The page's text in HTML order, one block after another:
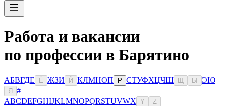
Работа и вакансии
по профессии в Барятино
АБВГДЕ Ё ЖЗИ Й КЛМНОП Р СТУФХЦЧШ Ы ЭЮ
Я
#
ABCDEFGHIJKLMNOPQRSTUVWX Y Z